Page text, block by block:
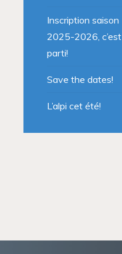
Inscription saison
2025-2026, c’est
parti!
Save the dates!
L’alpi cet été!